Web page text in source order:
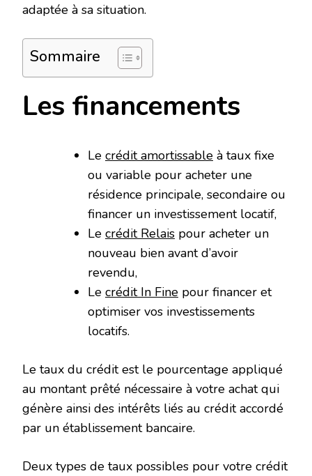
adaptée à sa situation.
Sommaire
Les financements
Le crédit amortissable à taux fixe
ou variable pour acheter une
résidence principale, secondaire ou
financer un investissement locatif,
Le crédit Relais pour acheter un
nouveau bien avant d’avoir
revendu,
Le crédit In Fine pour financer et
optimiser vos investissements
locatifs.
Le taux du crédit est le pourcentage appliqué
au montant prêté nécessaire à votre achat qui
génère ainsi des intérêts liés au crédit accordé
par un établissement bancaire.
Deux types de taux possibles pour votre crédit